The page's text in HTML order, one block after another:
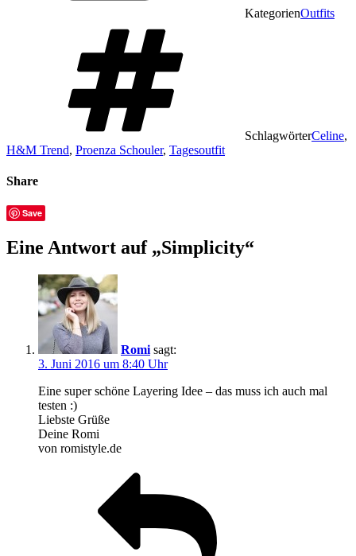
KategorienOutfits
SchlagwörterCeline,
H&M Trend, Proenza Schouler, Tagesoutfit
Share
Save
Eine Antwort auf „Simplicity“
Romi sagt:
3. Juni 2016 um 8:40 Uhr
Eine super schöne Layering Idee – das muss ich auch mal
testen :)
Liebste Grüße
Deine Romi
von romistyle.de